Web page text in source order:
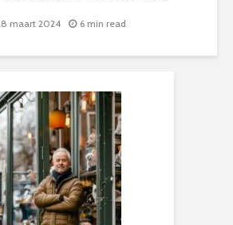
maart 2024 6 min read